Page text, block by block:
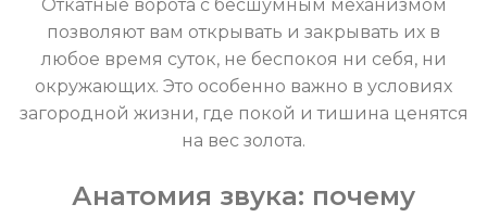
Откатные ворота с бесшумным механизмом
позволяют вам открывать и закрывать их в
любое время суток, не беспокоя ни себя, ни
окружающих. Это особенно важно в условиях
загородной жизни, где покой и тишина ценятся
на вес золота.
Анатомия звука: почему